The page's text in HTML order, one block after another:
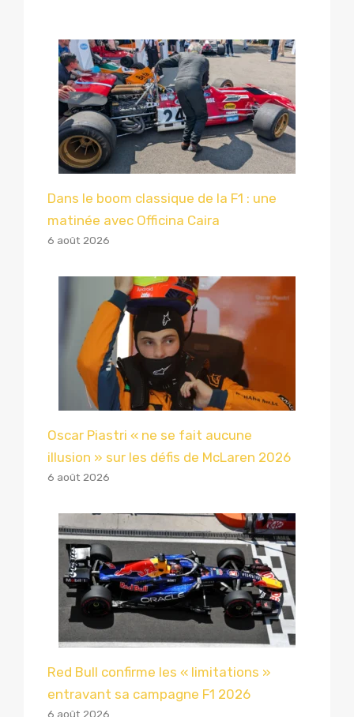
Dans le boom classique de la F1 : une
matinée avec Officina Caira
6 août 2026
Oscar Piastri « ne se fait aucune
illusion » sur les défis de McLaren 2026
6 août 2026
Red Bull confirme les « limitations »
entravant sa campagne F1 2026
6 août 2026